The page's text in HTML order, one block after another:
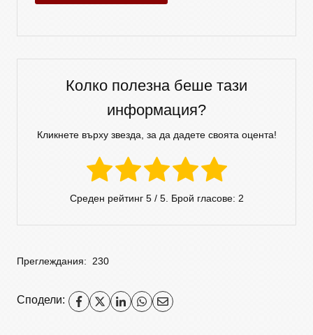
Колко полезна беше тази
информация?
Кликнете върху звезда, за да дадете своята оцента!
Среден рейтинг 5/ 5. Брой гласове: 2
Преглеждания: 230
Сподели: